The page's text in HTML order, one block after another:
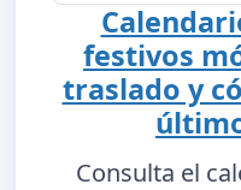
festivos
traslado y
Consulta el